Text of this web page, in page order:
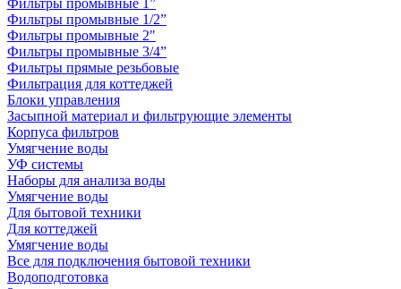
Фильтры промывные 1/2”
Фильтры промывные 2"
Фильтры промывные 3/4”
Фильтры прямые резьбовые
Фильтрация для коттеджей
Блоки управления
Засыпной материал и фильтрующие элементы
Корпуса фильтров
Умягчение воды
УФ системы
Наборы для анализа воды
Умягчение воды
Для бытовой техники
Для коттеджей
Умягчение воды
Все для подключения бытовой техники
Водоподготовка